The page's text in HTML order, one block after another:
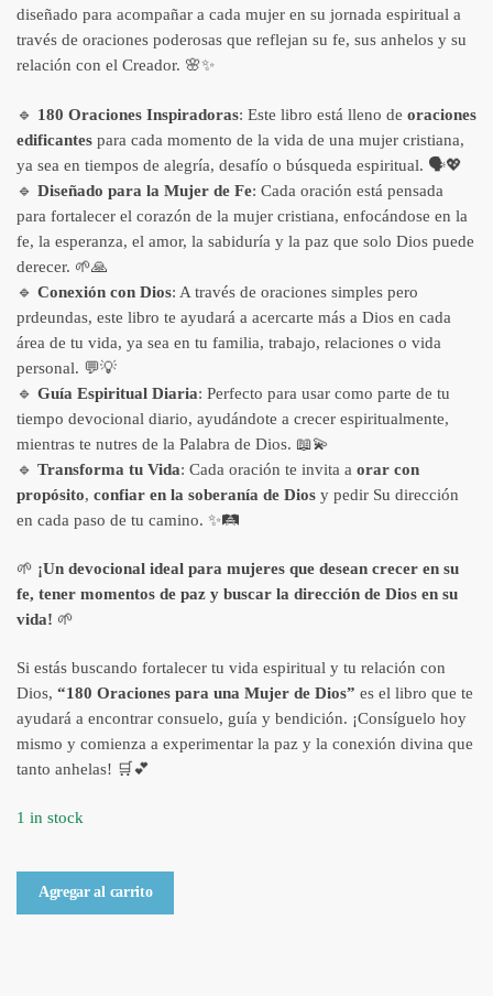
diseñado para acompañar a cada mujer en su jornada espiritual a
través de oraciones poderosas que reflejan su fe, sus anhelos y su
relación con el Creador. 🌸✨
🔹 180 Oraciones Inspiradoras: Este libro está lleno de oraciones
edificantes para cada momento de la vida de una mujer cristiana,
ya sea en tiempos de alegría, desafío o búsqueda espiritual. 🗣️💖
🔹 Diseñado para la Mujer de Fe: Cada oración está pensada
para fortalecer el corazón de la mujer cristiana, enfocándose en la
fe, la esperanza, el amor, la sabiduría y la paz que solo Dios puede
derecer. 🌱🙏
🔹 Conexión con Dios: A través de oraciones simples pero
prdeundas, este libro te ayudará a acercarte más a Dios en cada
área de tu vida, ya sea en tu familia, trabajo, relaciones o vida
personal. 💬💡
🔹 Guía Espiritual Diaria: Perfecto para usar como parte de tu
tiempo devocional diario, ayudándote a crecer espiritualmente,
mientras te nutres de la Palabra de Dios. 📖💫
🔹 Transforma tu Vida: Cada oración te invita a orar con
propósito, confiar en la soberanía de Dios y pedir Su dirección
en cada paso de tu camino. ✨🛤️
🌱 ¡Un devocional ideal para mujeres que desean crecer en su
fe, tener momentos de paz y buscar la dirección de Dios en su
vida! 🌱
Si estás buscando fortalecer tu vida espiritual y tu relación con
Dios, “180 Oraciones para una Mujer de Dios” es el libro que te
ayudará a encontrar consuelo, guía y bendición. ¡Consíguelo hoy
mismo y comienza a experimentar la paz y la conexión divina que
tanto anhelas! 🛒💕
1 in stock
Libro
Agregar al carrito